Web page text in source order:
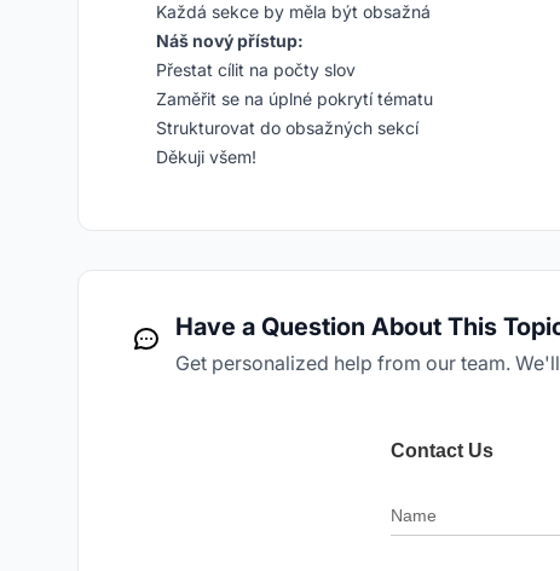
Každá sekce by měla být obsažná
Náš nový přístup:
Přestat cílit na počty slov
Zaměřit se na úplné pokrytí tématu
Strukturovat do obsažných sekcí
Děkuji všem!
Have a Question About This
Get personalized help from our team.